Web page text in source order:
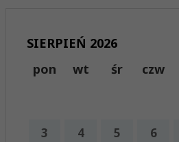
SIERPIEŃ 2026
pon
wt śr czw
3 4 5 6